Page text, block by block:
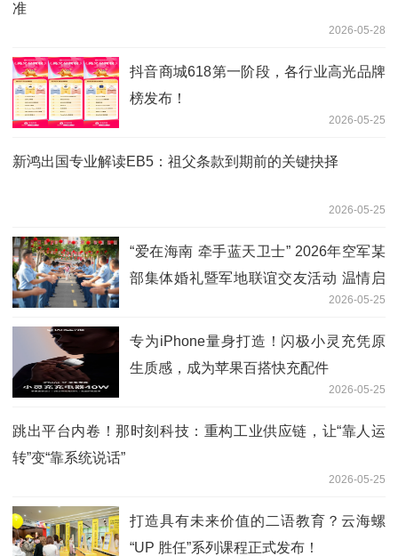
准
2026-05-28
抖音商城618第一阶段，各行业高光品牌
榜发布！
2026-05-25
新鸿出国专业解读EB5：祖父条款到期前的关键抉择
2026-05-25
“爱在海南 牵手蓝天卫士” 2026年空军某
部集体婚礼暨军地联谊交友活动 温情启
2026-05-25
专为iPhone量身打造！闪极小灵充凭原
生质感，成为苹果百搭快充配件
2026-05-25
跳出平台内卷！那时刻科技：重构工业供应链，让“靠人运
转”变“靠系统说话”
2026-05-25
打造具有未来价值的二语教育？云海螺
“UP 胜任”系列课程正式发布！